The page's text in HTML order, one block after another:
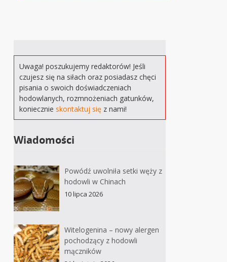
Uwaga! poszukujemy redaktorów! Jeśli
czujesz się na siłach oraz posiadasz chęci
pisania o swoich doświadczeniach
hodowlanych, rozmnożeniach gatunków,
koniecznieskontaktuj się z nami!
Wiadomości
Powódź uwolniła setki węży z
hodowli w Chinach
10 lipca 2026
Witelogenina – nowy alergen
pochodzący z hodowli
mączników